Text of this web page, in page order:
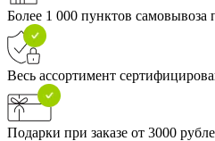
Более 1 000 пунктов самовывоза
Весь ассортимент
Подарки при заказе от 3000